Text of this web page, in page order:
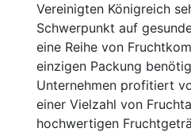
Vereinigten Königreich
Schwerpunkt auf
eine Reihe von
einzigen Packung
Unternehmen profitiert
einer Vielzahl von
hochwertigen